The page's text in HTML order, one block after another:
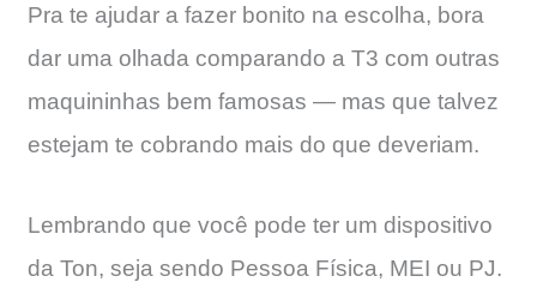
Pra te ajudar a fazer bonito na escolha, bora
dar uma olhada comparando a T3 com outras
maquininhas bem famosas — mas que talvez
estejam te cobrando mais do que deveriam.
Lembrando que você pode ter um dispositivo
da Ton, seja sendo Pessoa Física, MEI ou PJ.